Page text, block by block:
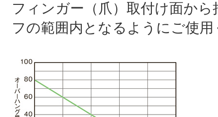
フィンガー（爪）取付け面か
フの範囲内となるようにご使